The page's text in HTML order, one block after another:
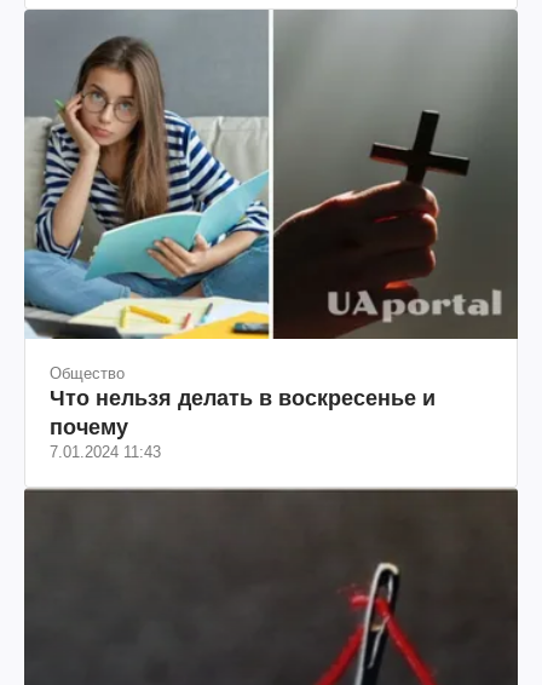
Общество
Что нельзя делать в воскресенье и
почему
7.01.2024 11:43